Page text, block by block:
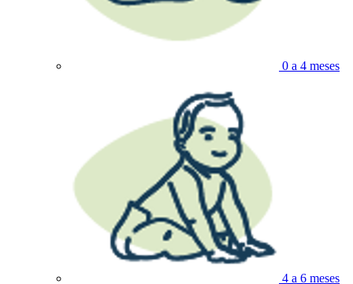
0 a 4 meses
4 a 6 meses